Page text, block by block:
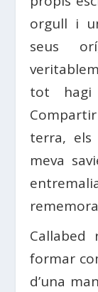
orgull i
seus
tot hagi
terra, els
meva
formar
d’una